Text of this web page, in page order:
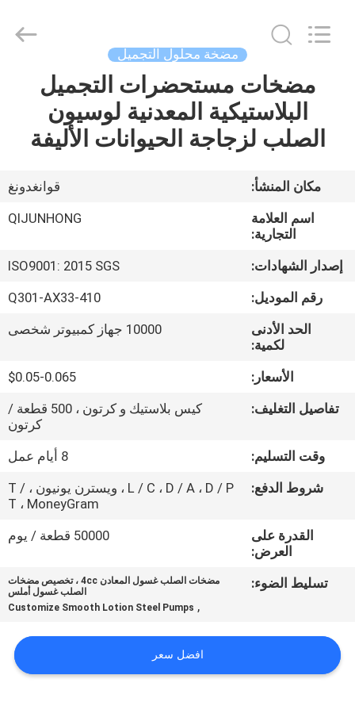
المنزل
المنتجات
برنامج
عنّا
جولة
المصنع
مراقبة
الجودة
اتصل
أخبار
اقتباس
PRODUCTS
MANUFACTORY
مضخة محلول التجميل
مضخات مستحضرات التجميل
البلاستيكية المعدنية لوسيون
الصلب لزجاجة الحيوانات الأليفة
مكان المنشأ:
قوانغدونغ
اسم العلامة
التجارية:
QIJUNHONG
إصدار الشهادات:
ISO9001: 2015 SGS
رقم الموديل:
Q301-AX33-410
الحد الأدنى
لكمية:
10000 جهاز كمبيوتر شخصى
الأسعار:
$0.05-0.065
تفاصيل التغليف:
كيس بلاستيك و كرتون ، 500 قطعة /
كرتون
وقت التسليم:
8 أيام عمل
شروط الدفع:
L / C ، D / A ، D / P ، ويسترن يونيون ، T /
T ، MoneyGram
القدرة على
العرض:
50000 قطعة / يوم
تسليط الضوء:
مضخات الصلب غسول المعادن 4cc ، تخصيص مضخات
الصلب غسول أملس
,
Customize Smooth Lotion Steel Pumps
افضل سعر